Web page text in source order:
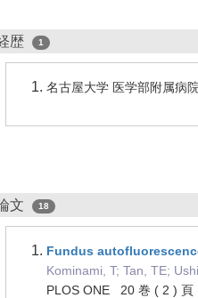
歴 1
名古屋大学 医学部附属病院
文 18
Fundus
Kominami, T; Tan, TE;
PLOS ONE 20 巻 ( 2 )